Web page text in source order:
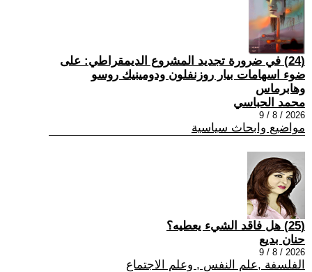
(24) في ضرورة تجديد المشروع الديمقراطي: على
ضوء اسهامات بيار روزنفلون ودومينيك روسو
وهابرماس
محمد الحباسي
2026 / 8 / 9
مواضيع وابحاث سياسية
(25) هل فاقد الشيء يعطيه؟
حنان بديع
2026 / 8 / 9
الفلسفة ,علم النفس , وعلم الاجتماع